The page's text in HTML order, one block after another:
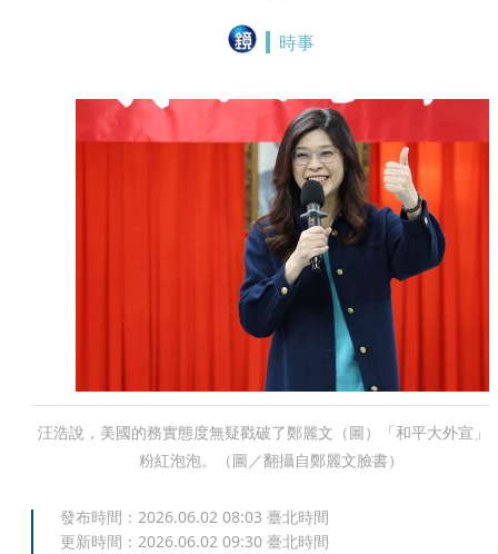
時事
汪浩說，美國的務實態度無疑戳破了鄭麗文（圖）「和平大外宣」
粉紅泡泡。（圖／翻攝自鄭麗文臉書）
發布時間： 2026.06.02 08:03 臺北時間
更新時間： 2026.06.02 09:30 臺北時間